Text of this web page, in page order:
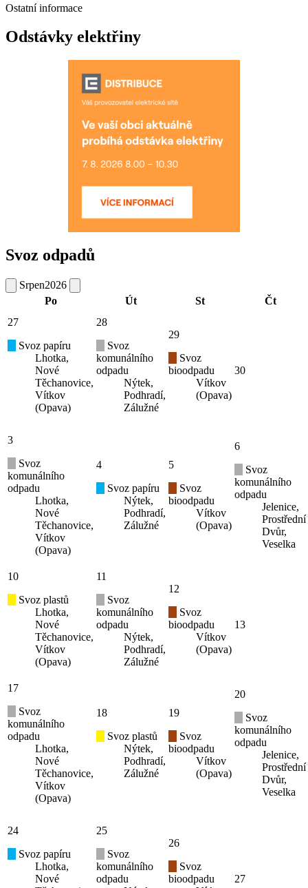
Ostatní informace
Odstávky elektřiny
Svoz odpadů
Srpen2026
Po
Út St
Čt
27
Svoz papíru
Lhotka,
Nové
Těchanovice,
Vítkov
(Opava)
28
Svoz
komunálního
odpadu
Nýtek,
Podhradí,
Zálužné
29
Svoz
bioodpadu
Vítkov
(Opava)
30
3
Svoz
komunálního
odpadu
Lhotka,
Nové
Těchanovice,
Vítkov
(Opava)
4
Svoz papíru
Nýtek,
Podhradí,
Zálužné
5
Svoz
bioodpadu
Vítkov
(Opava)
6
Svoz
komunálního
odpadu
Jelenice,
Prostřední
Dvůr,
Veselka
10
Svoz plastů
Lhotka,
Nové
Těchanovice,
Vítkov
(Opava)
11
Svoz
komunálního
odpadu
Nýtek,
Podhradí,
Zálužné
12
Svoz
bioodpadu
Vítkov
(Opava)
13
17
Svoz
komunálního
odpadu
Lhotka,
Nové
Těchanovice,
Vítkov
(Opava)
18
Svoz plastů
Nýtek,
Podhradí,
Zálužné
19
Svoz
bioodpadu
Vítkov
(Opava)
20
Svoz
komunálního
odpadu
Jelenice,
Prostřední
Dvůr,
Veselka
24
Svoz papíru
Lhotka,
Nové
25
Svoz
komunálního
odpadu
26
Svoz
bioodpadu
27